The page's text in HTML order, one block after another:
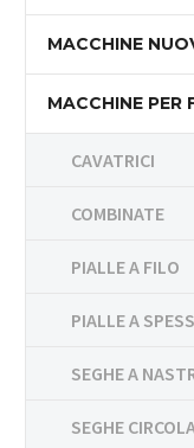
MACCHINE
MACCHINE PER
CAVATRICI
COMBINATE
PIALLE A FILO
PIALLE A
SEGHE A
SEGHE